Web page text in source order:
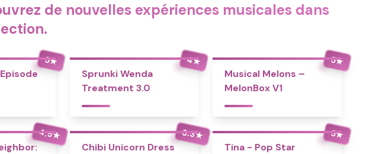
de nouvelles expériences musicales dans
5★ 4★
Sprunki Wenda
Treatment 3.0
5★
Musical Melons –
MelonBox V1
4.5★ 3.3★
Chibi Unicorn Dress
5★
Tina - Pop Star